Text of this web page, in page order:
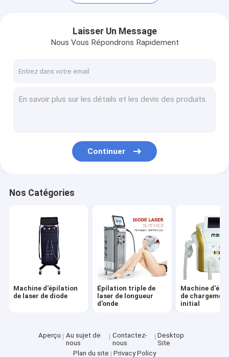
Machine de sculpture corporelle EMS
L'oxygène Jet Machine
Machine de lipolyse au laser
Laisser Un Message
Nous Vous Répondrons Rapidement
Continuer
Nos Catégories
Machine d'épilation
de laser de diode
Épilation triple de
laser de longueur
d'onde
Machine
de
initial
Aperçu
Au sujet de
nous
Contactez-
nous
Desktop
Site
Plan du site
Privacy Policy